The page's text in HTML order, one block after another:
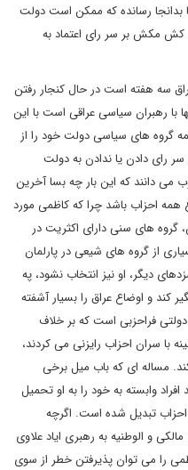
بدانجا رسانده که ممکن است دولت
کش مکش بر سر رای اعتماد به
سه هفته است در حال کنجار رفتن
با رهبران سیاسی عراقی است با این
گروه های سیاسی دولت خود را از
رای دادن یا ندادن به دولت
دانند که این بار چه بسا آخرین
احزاب باشد چرا که کاظمی مورد
های سنی دارای اکثریت در
از گروه های شیعی در پارلمان
دیگر، او نیز انتخاب نشود، په
کند و اوضاع عراق را بسیار آشفته
فراحزبی است که بر خلاف
با سران احزاب رایزنی می کردند،
مساله ای که باب میل برخی
وابسته به خود را به او تحمیل
تبدیل شده است. اگرچه
و الوطنیه به رهبری ایاد علاوی
را می توان پذیرفتن خطر از سوی